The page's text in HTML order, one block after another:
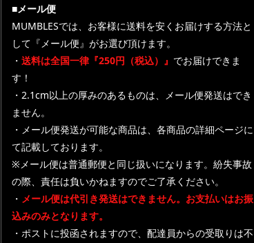
■メール便
MUMBLESでは、お客様に送料を安くお届けする方法と
して『メール便』がお選び頂けます。
・ 送料は全国一律『250円（税込）』 でお届けできま
す！
・2.1cm以上の厚みのあるものは、メール便発送はでき
ません。
・メール便発送が可能な商品は、各商品の詳細ページに
て記載しております。
※メール便は普通郵便と同じ扱いになります。紛失事故
の際、責任は負いかねますのでご了承ください。
・ メール便は代引き発送はできません。お支払いはお振
込みのみとなります。
・ポストに投函されますので、配達員からの受取りは不